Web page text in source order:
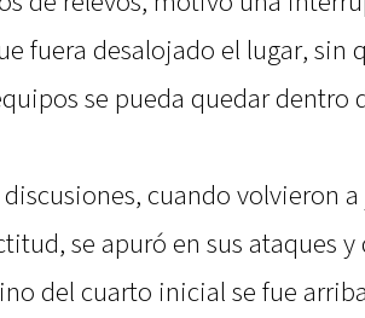
fuera desalojado el lugar, sin
se pueda quedar dentro
discusiones, cuando volvieron
se apuró en sus ataques y
del cuarto inicial se fue